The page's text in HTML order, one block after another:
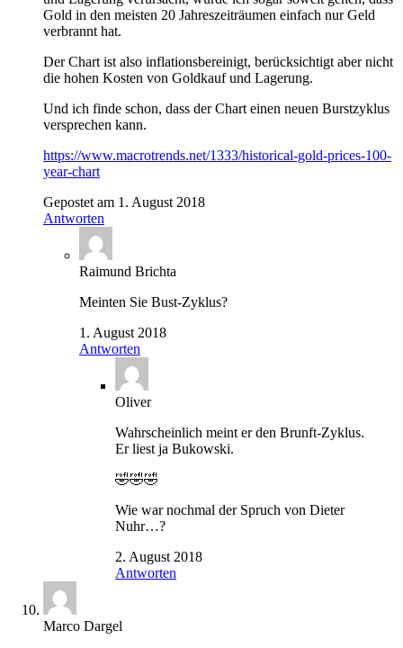
Gold in den meisten 20 Jahreszeiträumen einfach nur Geld
verbrannt hat.
Der Chart ist also inflationsbereinigt, berücksichtigt aber nicht
die hohen Kosten von Goldkauf und Lagerung.
Und ich finde schon, dass der Chart einen neuen Burstzyklus
versprechen kann.
https://www.macrotrends.net/1333/historical-gold-prices-100-
year-chart
Gepostet am 1. August 2018
Antworten
Raimund Brichta
Meinten Sie Bust-Zyklus?
1. August 2018
Antworten
Oliver
Wahrscheinlich meint er den Brunft-Zyklus.
Er liest ja Bukowski.
🤣🤣🤣
Wie war nochmal der Spruch von Dieter
Nuhr…?
2. August 2018
Antworten
Marco Dargel